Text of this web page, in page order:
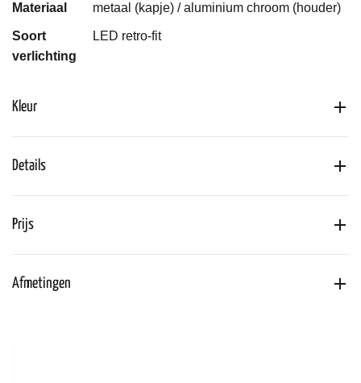
Materiaal metaal (kapje) / aluminium chroom (houder)
Soort
verlichting
LED retro-fit
Kleur
Details
Prijs
Afmetingen